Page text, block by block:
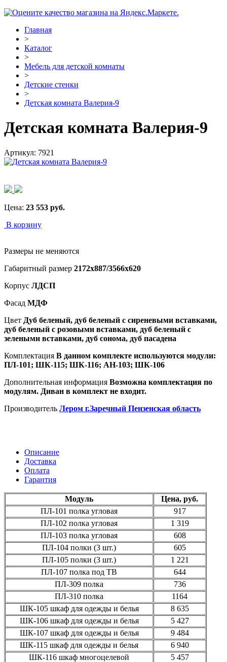
Главная
>
Каталог
>
Мебель для детской комнаты
>
Детские стенки
>
Детская комната Валерия-9
Детская комната Валерия-9
Артикул: 7921
Цена: 23 553 руб.
В корзину
Размеры не меняются
Габаритный размер 2172х887/3566х620
Корпус ЛДСП
Фасад МДФ
Цвет Дуб беленый, дуб беленый с сиреневыми вставками,
дуб беленый с розовыми вставками, дуб беленый с
зелеными вставками, дуб сонома, дуб пасадена
Комплектация В данном комплекте используются модули:
ПЛ-101; ШК-115; ШК-116; АН-103; ШК-106
Дополнительная информация Возможна комплектация по
модулям. Диван в комплект не входит.
Производитель Лером г.Заречный Пензенская область
Описание
Доставка
Оплата
Гарантия
Модуль
Цена, руб.
ПЛ-101 полка угловая
917
ПЛ-102 полка угловая
1 319
ПЛ-103 полка угловая
608
ПЛ-104 полки (3 шт.)
605
ПЛ-105 полки (3 шт.)
1 221
ПЛ-107 полка под ТВ
644
ПЛ-309 полка
736
ПЛ-310 полка
1164
ШК-105 шкаф для одежды и белья
8 635
ШК-106 шкаф для одежды и белья
5 427
ШК-107 шкаф для одежды и белья
9 484
ШК-115 шкаф для одежды и белья
6 940
ШК-116 шкаф многоцелевой 5 457